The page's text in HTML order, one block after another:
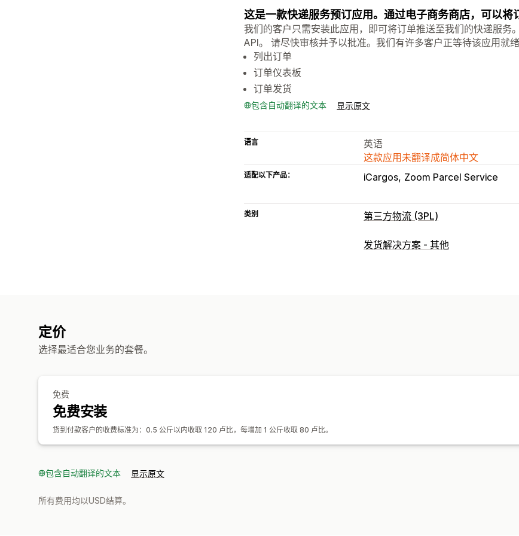
这是一款快递服务预订应用。通过电子商务商店，可以将
我们的客户只需安装此应用，即可将订单推送至我们的快递服务
API。 请尽快审核并予以批准。我们有许多客户正等待该应用就绪
列出订单
订单仪表板
订单发货
包含自动翻译的文本 显示原文
语言
英语
这款应用未翻译成简体中文
适配以下产品： iCargos Zoom Parcel Service
类别 第三方物流 (3PL)
发货解决方案 - 其他
定价
选择最适合您业务的套餐。
免费
免费安装
货到付款客户的收费标准为：0.5 公斤以内收取 120 卢比，每增加 1 公斤收取 80 卢比。
包含自动翻译的文本 显示原文
所有费用均以USD结算。